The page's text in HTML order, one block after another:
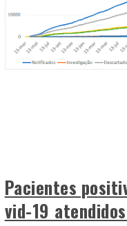
Pacientes
vid-19